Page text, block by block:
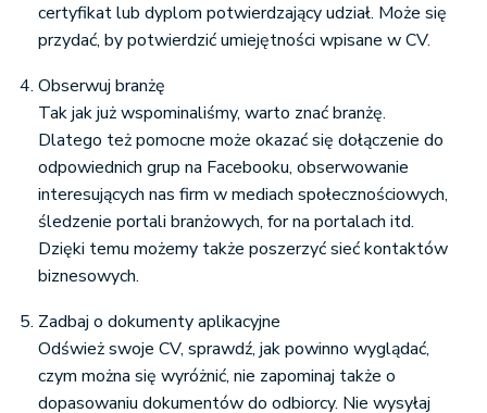
certyfikat lub dyplom potwierdzający udział. Może się
przydać, by potwierdzić umiejętności wpisane w CV.
Obserwuj branżę
Tak jak już wspominaliśmy, warto znać branżę.
Dlatego też pomocne może okazać się dołączenie do
odpowiednich grup na Facebooku, obserwowanie
interesujących nas firm w mediach społecznościowych,
śledzenie portali branżowych, for na portalach itd.
Dzięki temu możemy także poszerzyć sieć kontaktów
biznesowych.
Zadbaj o dokumenty aplikacyjne
Odśwież swoje CV, sprawdź, jak powinno wyglądać,
czym można się wyróżnić, nie zapominaj także o
dopasowaniu dokumentów do odbiorcy. Nie wysyłaj